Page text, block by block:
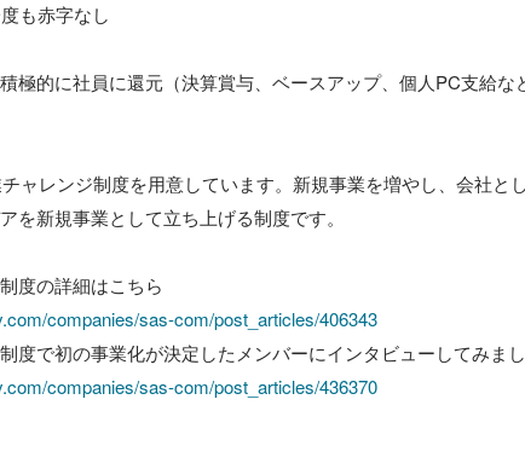
も赤字なし
極的に社員に還元（決算賞与、ベースアップ、個人PC支給な
ャレンジ制度を用意しています。新規事業を増やし、会社と
を新規事業として立ち上げる制度です。
度の詳細はこちら
companies/sas-com/post_articles/406343
度で初の事業化が決定したメンバーにインタビューしてみま
companies/sas-com/post_articles/436370